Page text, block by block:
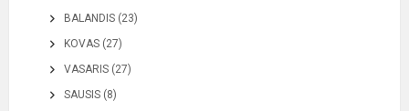
BALANDIS (23)
KOVAS (27)
VASARIS (27)
SAUSIS (8)